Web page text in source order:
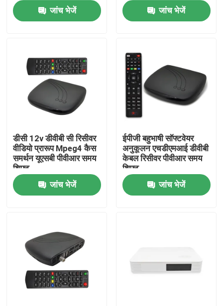
होम
वीआर दिखाएँ
हमारे बारे में
फैक्टरी यात्रा
गुणवत्ता नियंत्रण
एक बोली का अनुरोध
टीवी सेट टॉप बॉक्स
जांच भेजें
जांच भेजें
डीसी 12v डीवीबी सी रिसीवर
वीडियो प्रारूप Mpeg4 कैस
समर्थन यूएसबी पीवीआर समय
शिफ्ट
जांच भेजें
ईपीजी बहुभाषी सॉफ्टवेयर
अनुकूलन एचडीएमआई डीवीबी
केबल रिसीवर पीवीआर समय
शिफ्ट
जांच भेजें